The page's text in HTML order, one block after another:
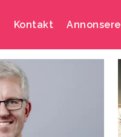
Kontakt Annonsere